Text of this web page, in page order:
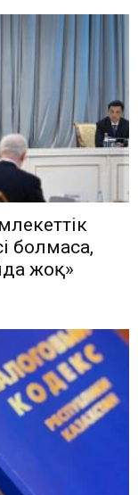
болмаса,
жоқ»